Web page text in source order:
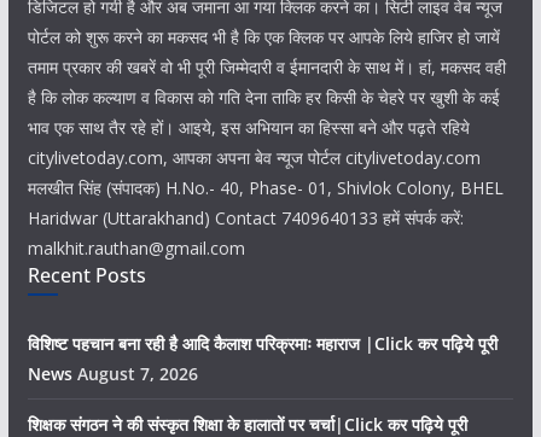
डिजिटल हो गयी है और अब जमाना आ गया क्लिक करने का। सिटी लाइव वेब न्यूज
पोर्टल को शुरू करने का मकसद भी है कि एक क्लिक पर आपके लिये हाजिर हो जायें
तमाम प्रकार की खबरें वो भी पूरी जिम्मेदारी व ईमानदारी के साथ में। हां, मकसद वही
है कि लोक कल्याण व विकास को गति देना ताकि हर किसी के चेहरे पर खुशी के कई
भाव एक साथ तैर रहे हों। आइये, इस अभियान का हिस्सा बने और पढ़ते रहिये
citylivetoday.com, आपका अपना बेव न्यूज पोर्टल citylivetoday.com
मलखीत सिंह (संपादक) H.No.- 40, Phase- 01, Shivlok Colony, BHEL
Haridwar (Uttarakhand) Contact 7409640133 हमें संपर्क करें:
malkhit.rauthan@gmail.com
Recent Posts
विशिष्ट पहचान बना रही है आदि कैलाश परिक्रमाः महाराज |Click कर पढ़िये पूरी
News August 7, 2026
शिक्षक संगठन ने की संस्कृत शिक्षा के हालातों पर चर्चा|Click कर पढ़िये पूरी